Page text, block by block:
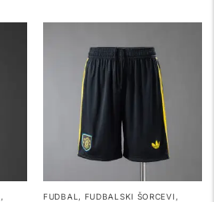
,
FUDBAL , FUDBALSKI ŠORCEVI ,